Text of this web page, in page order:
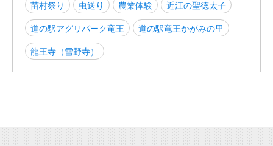
苗村祭り
虫送り 農業体験
近江の聖徳太子
道の駅アグリパーク竜王
道の駅竜王かがみの里
龍王寺（雪野寺）